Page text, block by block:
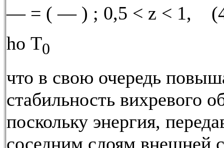
— = ( — ) ; 0,5 < z < 1,
ho Т0
что в свою очередь
стабильность вихревого
поскольку энергия,
соседним слоям внешней